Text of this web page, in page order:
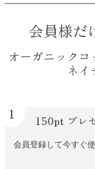
会員様だ
オーガニック
ネイ
1 150pt プレ
会員登録して今すぐ